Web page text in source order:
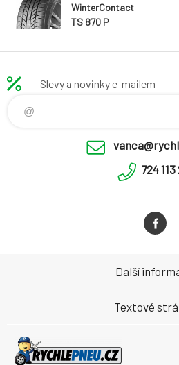
WinterContact
TS 870 P
91H
Slevy a novinky e-mailem
724 113
Další
Textové